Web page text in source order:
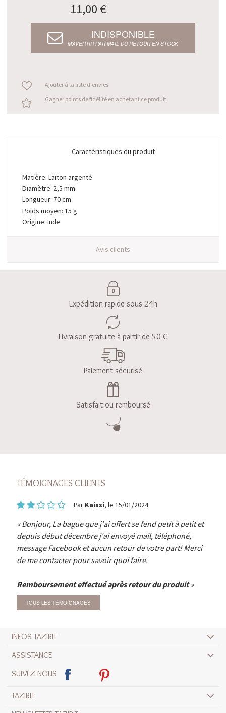
11,00 €
INDISPONIBLE
M’AVERTIR PAR MAIL DU RETOUR EN STOCK
Ajouter à la liste d'envies
Gagner points de fidélité en achetant ce produit
Caractéristiques du produit
Matière: Laiton argenté
Diamètre: 2,5 mm
Longueur: 70 cm
Poids moyen: 15 g
Origine: Inde
Avis clients
Expédition rapide sous 24h
Livraison gratuite à partir de 50 €
Paiement sécurisé
Satisfait ou remboursé
TÉMOIGNAGES CLIENTS
Par Kaissi, le 15/01/2024
Bonjour, La bague que j'ai offert se fend petit à petit et
depuis début décembre j'ai envoyé mail, téléphoné,
message Facebook et aucun retour de votre part! Merci
de me contacter pour savoir quoi faire.
Remboursement effectué après retour du produit
TOUS LES TÉMOIGNAGES
INFOS TAZIRIT
ASSISTANCE
SUIVEZ-NOUS
TAZIRIT